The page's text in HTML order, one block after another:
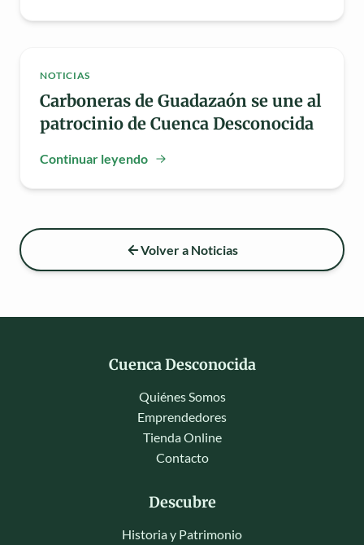
NOTICIAS
Carboneras de Guadazaón se une al
patrocinio de Cuenca Desconocida
Continuar leyendo
Volver a Noticias
Cuenca Desconocida
Quiénes Somos
Emprendedores
Tienda Online
Contacto
Descubre
Historia y Patrimonio